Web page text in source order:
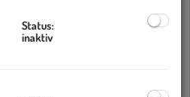
Status:
inaktiv